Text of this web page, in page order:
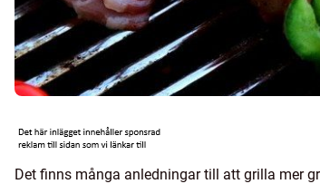
Det finns många anledningar till att grilla mer